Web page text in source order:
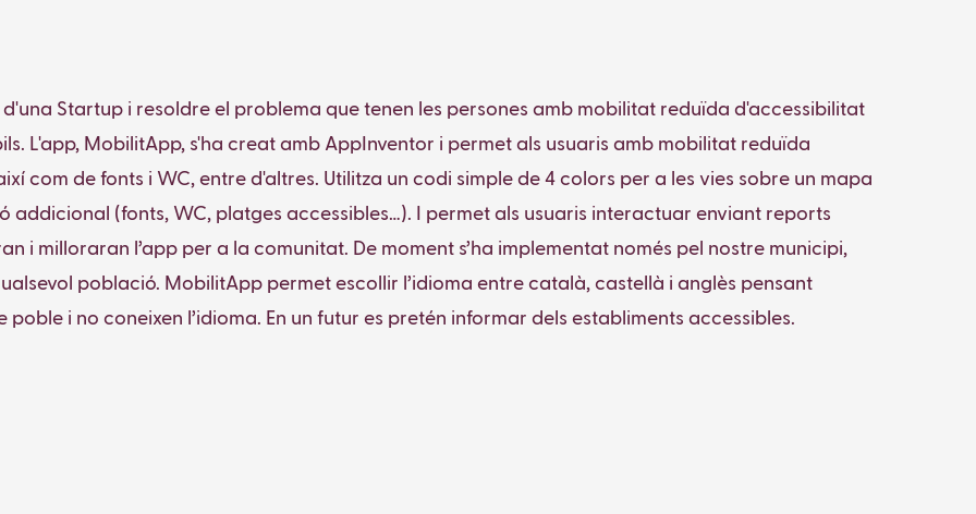
Startup i resoldre el problema que tenen les persones amb mobilitat reduïda d'accessibilitat
L'app, MobilitApp, s'ha creat amb AppInventor i permet als usuaris amb mobilitat reduïda
com de fonts i WC, entre d'altres. Utilitza un codi simple de 4 colors per a les vies sobre un mapa
(fonts, WC, platges accessibles…). I permet als usuaris interactuar enviant reports
i milloraran l’app per a la comunitat. De moment s’ha implementat només pel nostre municipi,
població. MobilitApp permet escollir l’idioma entre català, castellà i anglès pensant
i no coneixen l’idioma. En un futur es pretén informar dels establiments accessibles.